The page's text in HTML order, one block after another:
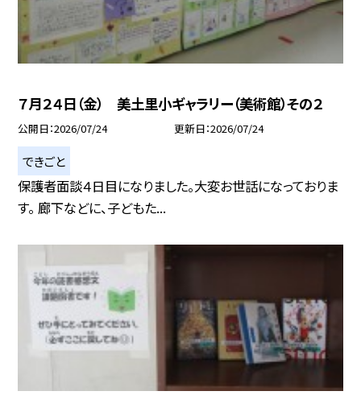
７月２４日（金） 美土里小ギャラリー（美術館）その２
公開日 2026/07/24 更新日 2026/07/24
できごと
保護者面談４日目になりました。大変お世話になっておりま
す。 廊下などに、子どもた...